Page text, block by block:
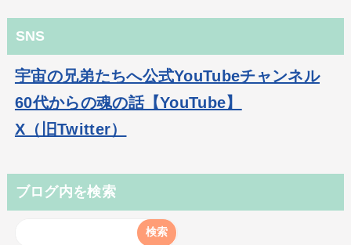
SNS
宇宙の兄弟たちへ公式YouTubeチャンネル
60代からの魂の話【YouTube】
X（旧Twitter）
ブログ内を検索